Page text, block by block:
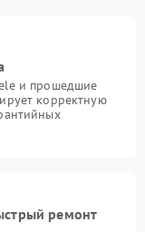
и прошедшие
корректную
ремонт